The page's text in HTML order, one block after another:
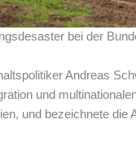
bei der
Andreas
und
und bezeichnete die